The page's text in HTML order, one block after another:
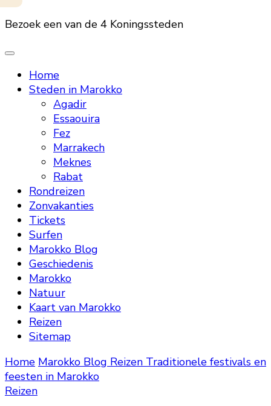
Bezoek een van de 4 Koningssteden
Home
Steden in Marokko
Agadir
Essaouira
Fez
Marrakech
Meknes
Rabat
Rondreizen
Zonvakanties
Tickets
Surfen
Marokko Blog
Geschiedenis
Marokko
Natuur
Kaart van Marokko
Reizen
Sitemap
Home Marokko Blog Reizen Traditionele festivals en
feesten in Marokko
Reizen